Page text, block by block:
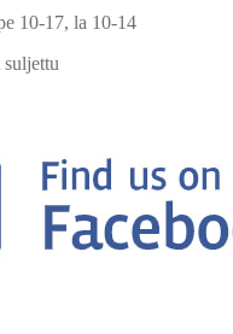
10-17, la 10-14
suljettu